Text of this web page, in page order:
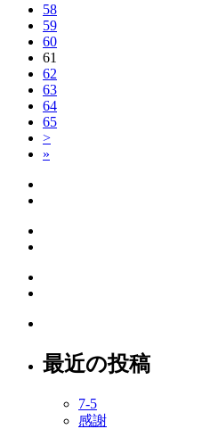
58
59
60
61
62
63
64
65
>
»
最近の投稿
7-5
感謝